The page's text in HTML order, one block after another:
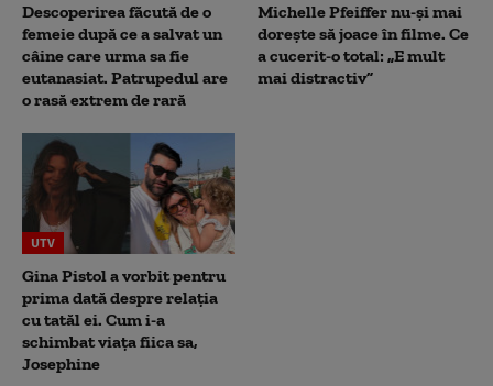
Descoperirea făcută de o
femeie după ce a salvat un
câine care urma sa fie
eutanasiat. Patrupedul are
o rasă extrem de rară
Michelle Pfeiffer nu-și mai
dorește să joace în filme. Ce
a cucerit-o total: „E mult
mai distractiv”
UTV
Gina Pistol a vorbit pentru
prima dată despre relația
cu tatăl ei. Cum i-a
schimbat viața fiica sa,
Josephine